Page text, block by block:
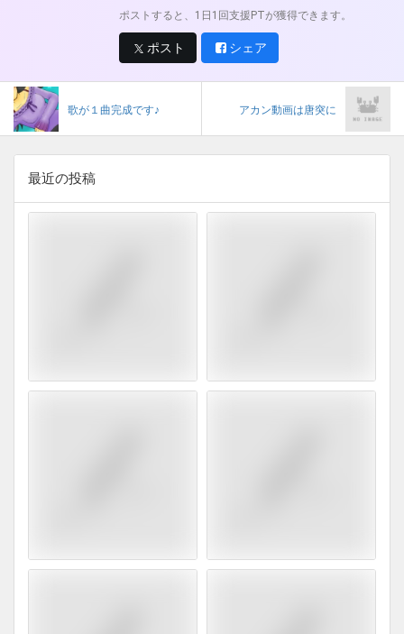
ポストすると、1日1回支援PTが獲得できます。
ポスト シェア
歌が１曲完成です♪ アカン動画は唐突に
最近の投稿